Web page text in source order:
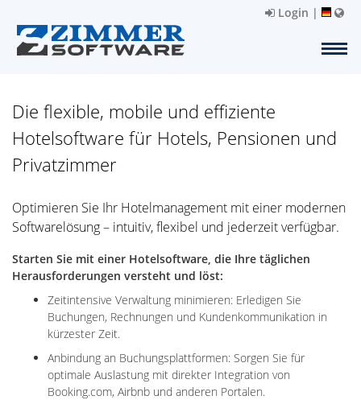
Login |
Die flexible, mobile und effiziente
Hotelsoftware für Hotels, Pensionen und
Privatzimmer
Optimieren Sie Ihr Hotelmanagement mit einer modernen
Softwarelösung – intuitiv, flexibel und jederzeit verfügbar.
Starten Sie mit einer Hotelsoftware, die Ihre täglichen
Herausforderungen versteht und löst:
Zeitintensive Verwaltung minimieren: Erledigen Sie
Buchungen, Rechnungen und Kundenkommunikation in
kürzester Zeit.
Anbindung an Buchungsplattformen: Sorgen Sie für
optimale Auslastung mit direkter Integration von
Booking.com, Airbnb und anderen Portalen.